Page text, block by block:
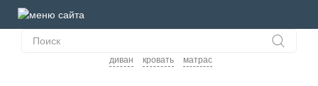
диван кровать матрас